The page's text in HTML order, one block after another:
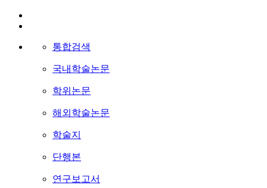
통합검색
국내학술논문
학위논문
해외학술논문
학술지
단행본
연구보고서